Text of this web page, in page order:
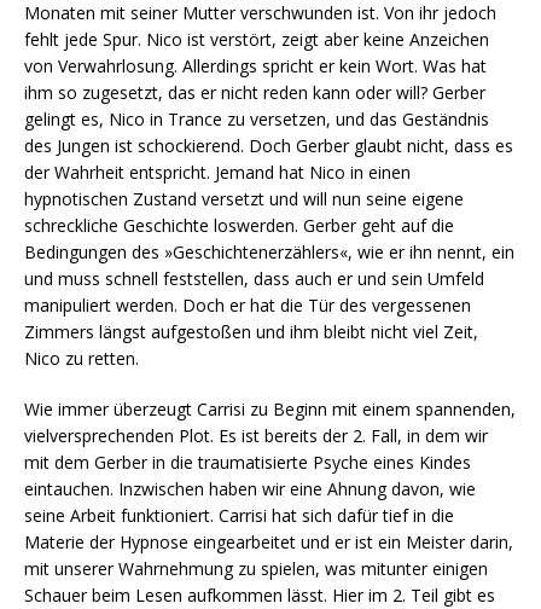
Monaten mit seiner Mutter verschwunden ist. Von ihr jedoch
fehlt jede Spur. Nico ist verstört, zeigt aber keine Anzeichen
von Verwahrlosung. Allerdings spricht er kein Wort. Was hat
ihm so zugesetzt, das er nicht reden kann oder will? Gerber
gelingt es, Nico in Trance zu versetzen, und das Geständnis
des Jungen ist schockierend. Doch Gerber glaubt nicht, dass es
der Wahrheit entspricht. Jemand hat Nico in einen
hypnotischen Zustand versetzt und will nun seine eigene
schreckliche Geschichte loswerden. Gerber geht auf die
Bedingungen des »Geschichtenerzählers«, wie er ihn nennt, ein
und muss schnell feststellen, dass auch er und sein Umfeld
manipuliert werden. Doch er hat die Tür des vergessenen
Zimmers längst aufgestoßen und ihm bleibt nicht viel Zeit,
Nico zu retten.
Wie immer überzeugt Carrisi zu Beginn mit einem spannenden,
vielversprechenden Plot. Es ist bereits der 2. Fall, in dem wir
mit dem Gerber in die traumatisierte Psyche eines Kindes
eintauchen. Inzwischen haben wir eine Ahnung davon, wie
seine Arbeit funktioniert. Carrisi hat sich dafür tief in die
Materie der Hypnose eingearbeitet und er ist ein Meister darin,
mit unserer Wahrnehmung zu spielen, was mitunter einigen
Schauer beim Lesen aufkommen lässt. Hier im 2. Teil gibt es